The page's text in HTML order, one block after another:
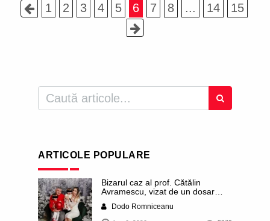
1 2 3 4 5 6 7 8 ... 14 15
ARTICOLE POPULARE
Bizarul caz al prof. Cătălin
Avramescu, vizat de un dosar
DIICOT pentru „pornografie
infantilă”. Miroase a execuție
stalinistă. Cea mai imundă parte a
Dodo Romniceanu